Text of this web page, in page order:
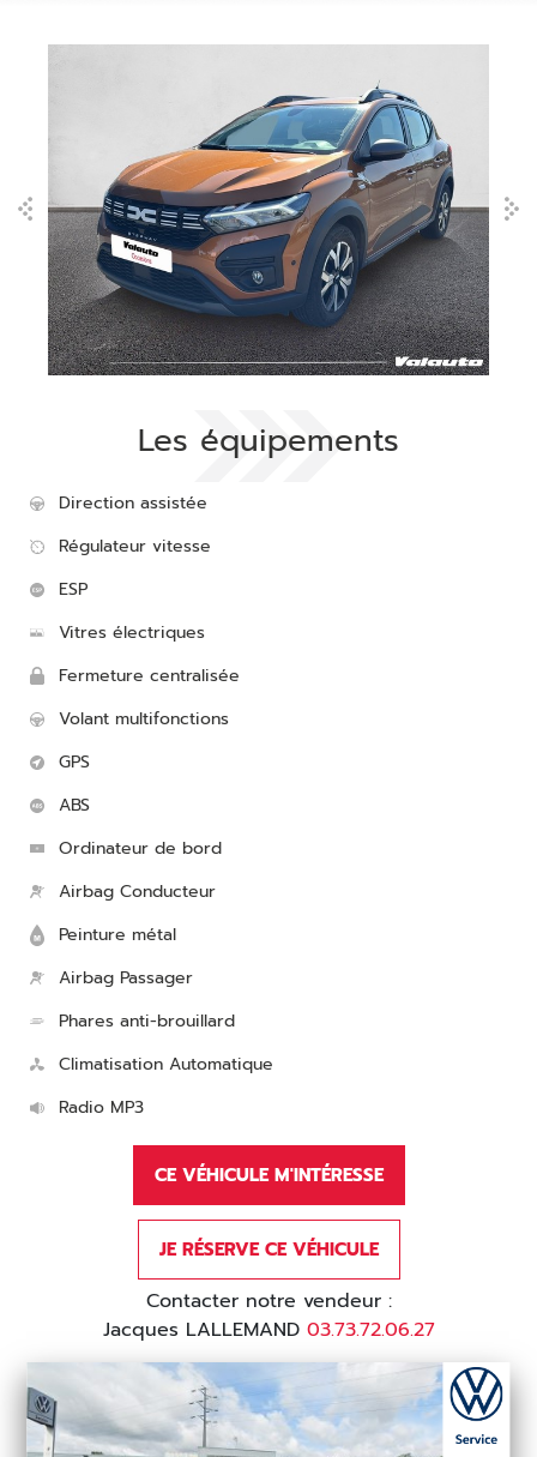
Les équipements
Direction assistée
Régulateur vitesse
ESP
Vitres électriques
Fermeture centralisée
Volant multifonctions
GPS
ABS
Ordinateur de bord
Airbag Conducteur
Peinture métal
Airbag Passager
Phares anti-brouillard
Climatisation Automatique
Radio MP3
CE VÉHICULE M'INTÉRESSE
JE RÉSERVE CE VÉHICULE
Contacter notre vendeur :
Jacques LALLEMAND 03.73.72.06.27